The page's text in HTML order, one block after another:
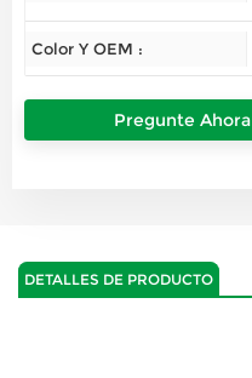
Color Y OEM :
Pregunte Ahora
DETALLES DE PRODUCTO